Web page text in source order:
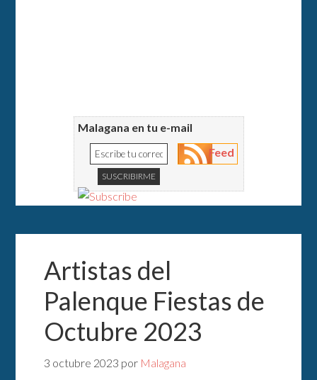
Malagana en tu e-mail
Feed
Artistas del
Palenque Fiestas de
Octubre 2023
3 octubre 2023 por Malagana